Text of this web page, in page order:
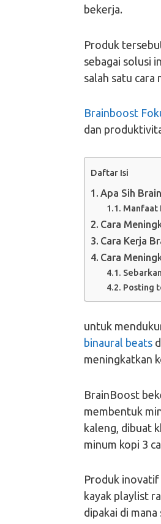
bekerja.
Produk
sebagai solusi
salah satu cara
Brainboost
dan
Daftar Isi
Apa Sih
Manfaat
Cara
Cara Kerja
Cara
Posting
untuk
binaural beats
meningkatkan
BrainBoost
membentuk
kaleng, dibuat
minum kopi 3
Produk inovatif
kayak playlist
dipakai di mana